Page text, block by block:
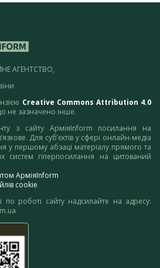
АГЕНТСТВО,
Creative Commons Attribution 4.0
не зазначено інше.
з сайту АрміяInform посилання на
Для суб’єктів у сфері онлайн-медіа
у першому абзаці матеріалу прямого та
систем гіперпосилання на цитований
АрміяInform
cookie
по роботі сайту надсилайте на адресу: